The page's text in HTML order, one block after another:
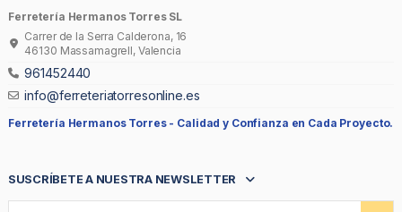
Ferretería Hermanos Torres SL
Carrer de la Serra Calderona, 16
46130 Massamagrell, Valencia
961452440
info@ferreteriatorresonline.es
Ferretería Hermanos Torres - Calidad y Confianza en Cada Proyecto.
SUSCRÍBETE A NUESTRA NEWSLETTER